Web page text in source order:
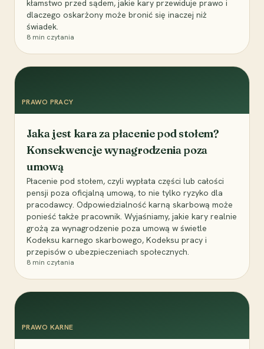
kłamstwo przed sądem, jakie kary przewiduje prawo i
dlaczego oskarżony może bronić się inaczej niż
świadek.
8 min czytania
PRAWO PRACY
Jaka jest kara za płacenie pod stołem?
Konsekwencje wynagrodzenia poza
umową
Płacenie pod stołem, czyli wypłata części lub całości
pensji poza oficjalną umową, to nie tylko ryzyko dla
pracodawcy. Odpowiedzialność karną skarbową może
ponieść także pracownik. Wyjaśniamy, jakie kary realnie
grożą za wynagrodzenie poza umową w świetle
Kodeksu karnego skarbowego, Kodeksu pracy i
przepisów o ubezpieczeniach społecznych.
8 min czytania
PRAWO KARNE